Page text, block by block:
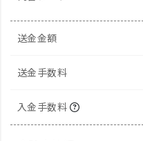
送金金額
送金手数料
入金手数料